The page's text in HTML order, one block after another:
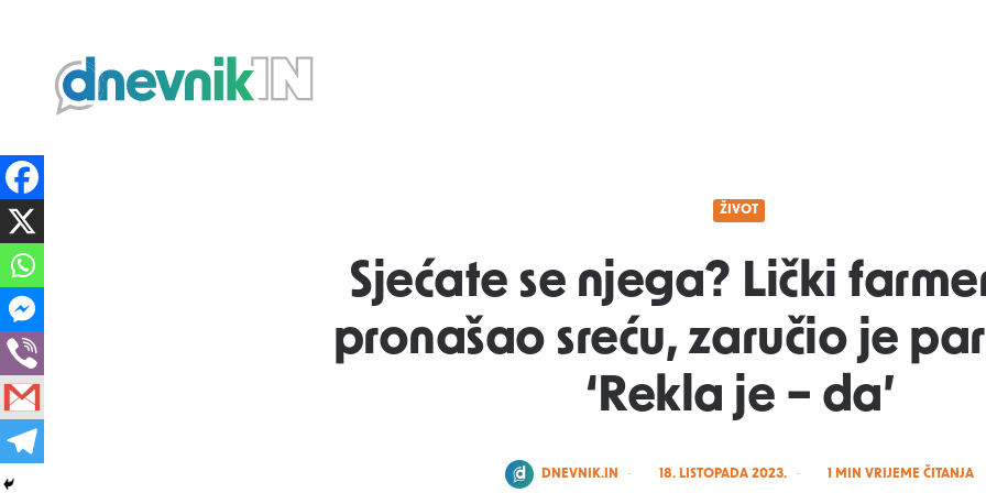
Dnevnik.in
ŽIVOT
Sjećate se njega? Lički
pronašao sreću, zaručio je
‘Rekla je – da’
POSTED
DNEVNIK.IN 18. LISTOPADA 2023. 1 MIN VRIJEME ČITANJA